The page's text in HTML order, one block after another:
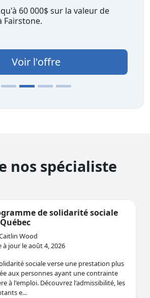
60 000$ sur la valeur de
Fairstone.
Voir l'offre
nos spécialiste
de solidarité sociale
Wood
à jour le août 4, 2026
sociale verse une prestation plus
aux personnes ayant une contrainte
à l'emploi. Découvrez l'admissibilité, les
e...